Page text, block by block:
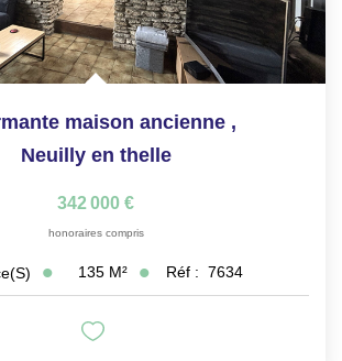
maison ancienne ,
Neuilly en thelle
342 000 €
honoraires compris
135 M² Réf : 7634